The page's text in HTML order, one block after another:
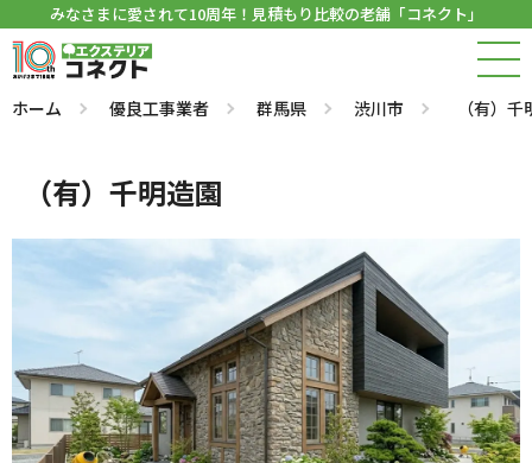
みなさまに愛されて10周年！見積もり比較の老舗「コネクト」
ホーム 優良工事業者 群馬県 渋川市 （有）
（有）千明造園